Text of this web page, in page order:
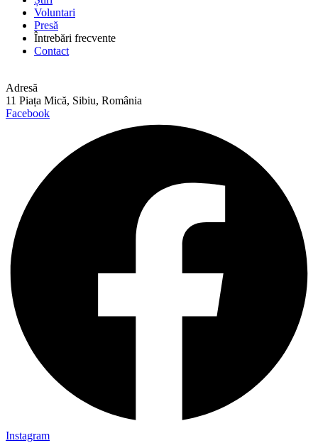
Voluntari
Presă
Întrebări frecvente
Contact
Adresă
11 Piața Mică, Sibiu, România
Facebook
Instagram